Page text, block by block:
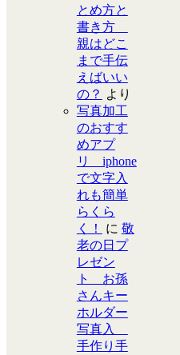
とめ方と
書き方
親はどこ
まで手伝
えばいい
の？ より
写真加工
のおすす
めアプ
リ iphone
で文字入
れも簡単
らくら
く！
に 敬
老の日プ
レゼン
ト お孫
さんキー
ホルダー
写真入
手作り手